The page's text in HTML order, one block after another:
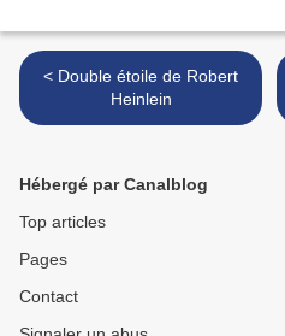
< Double étoile de Robert
Heinlein
Hébergé par Canalblog
Top articles
Pages
Contact